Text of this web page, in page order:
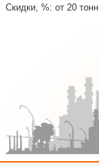
Скидки, %: от 20 тонн